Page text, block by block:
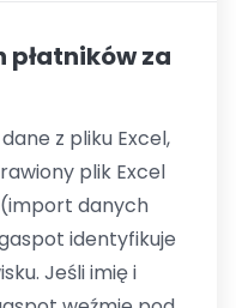
za
z pliku Excel,
plik Excel
danych
identyfikuje
Jeśli imię i